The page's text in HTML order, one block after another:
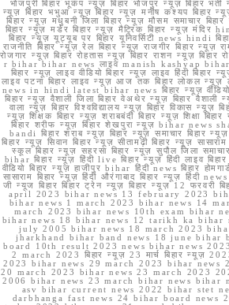
भोजपुरी बिहार भूकंप न्यूज़ बिहार भोजपुर न्यूज़ बिहार
न्यूज़ बिहार भभुआ न्यूज़ बिहार न्यूज़ मनीष कश्यप बिहार
बिहार न्यूज़ मधुबनी जिला बिहार न्यूज़ मौसम समाचार
बिहार न्यूज़ मर्डर बिहार न्यूज़ मैट्रिक बिहार न्यूज़ मंदिर
बिहार न्यूज़ यूट्यूब पर बिहार यूनिवर्सिटी news hindi
राजनीति बिहार न्यूज़ रेल बिहार न्यूज़ राजगीर बिहार न्यूज़
रोजगार न्यूज़ बिहार रोहतास न्यूज़ बिहार राशन न्यूज़ बिहार
r bihar bihar news लाइव manish kashyap bihar
बिहार न्यूज़ लाइव वीडियो बिहार न्यूज़ लाइव हिंदी बिहार
लाइव पटना बिहार लाइव न्यूज़ आज तक बिहार लोकल
news in hindi latest bihar news बिहार न्यूज़
बिहार न्यूज़ वैशाली जिला बिहार वेअथेर न्यूज़ बिहार वैशाली
वाला न्यूज़ बिहार विश्वविद्यालय न्यूज़ बिहार विकास न्यूज़
न्यूज़ शिक्षक बिहार न्यूज़ शराबबंदी बिहार न्यूज़ शिक्षा
बिहार शरीफ न्यूज़ बिहार शेखपुरा न्यूज़ bihar news
bandi बिहार शराब न्यूज़ बिहार न्यूज़ समाचार बिहार
बिहार न्यूज़ सिवान बिहार न्यूज़ सीतामढ़ी बिहार न्यूज़
स्कूल बिहार न्यूज़ सहरसा बिहार न्यूज़ सुपौल जिला
bihar बिहार न्यूज़ हिंदी live बिहार न्यूज़ हिंदी लाइव
वीडियो बिहार न्यूज़ हाजीपुर bihar हिंदी news बिहार
सासाराम बिहार न्यूज़ हिंदी औरंगाबाद बिहार न्यूज़ हिंदी
जी न्यूज बिहार बिहार ट्रेन न्यूज़ बिहार न्यूज़ 12 फरवरी
april 2023 bihar news 13 february 2023
bihar news 1 march 2023 bihar news 14
march 2023 bihar news 10th exam bihar
bihar news 18 bihar news 12 tarikh ka bihar
july 2005 bihar news 18 march 2023
jharkhand bihar band news 18 june bihar
board 10th result 2023 news bihar news 2023
2 march 2023 बिहार न्यूज़ 23 मार्च बिहार न्यूज़
2023 bihar news 29 march 2023 bihar news
20 march 2023 bihar news 23 march 2023
2006 bihar news 23 march bihar news bihar
asv bihar current news 2022 bihar stet
darbhanga fast news 24 bihar board news